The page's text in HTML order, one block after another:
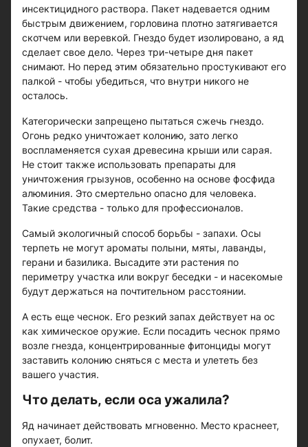
инсектицидного раствора. Пакет надевается одним
быстрым движением, горловина плотно затягивается
скотчем или веревкой. Гнездо будет изолировано, а яд
сделает свое дело. Через три-четыре дня пакет
снимают. Но перед этим обязательно простукивают его
палкой - чтобы убедиться, что внутри никого не
осталось.
Категорически запрещено пытаться сжечь гнездо.
Огонь редко уничтожает колонию, зато легко
воспламеняется сухая древесина крыши или сарая.
Не стоит также использовать препараты для
уничтожения грызунов, особенно на основе фосфида
алюминия. Это смертельно опасно для человека.
Такие средства - только для профессионалов.
Самый экологичный способ борьбы - запахи. Осы
терпеть не могут ароматы полыни, мяты, лаванды,
герани и базилика. Высадите эти растения по
периметру участка или вокруг беседки - и насекомые
будут держаться на почтительном расстоянии.
А есть еще чеснок. Его резкий запах действует на ос
как химическое оружие. Если посадить чеснок прямо
возле гнезда, концентрированные фитонциды могут
заставить колонию сняться с места и улететь без
вашего участия.
Что делать, если оса ужалила?
Яд начинает действовать мгновенно. Место краснеет,
опухает, болит.